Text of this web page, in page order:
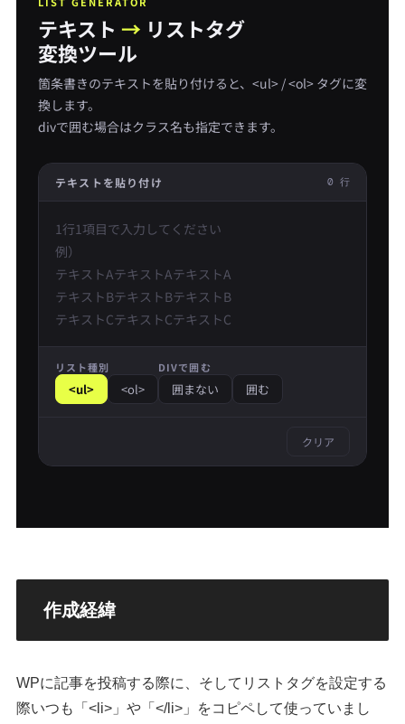
作成経緯
WPに記事を投稿する際に、そしてリストタグを設定する
際いつも「<li>」や「</li>」をコピペして使っていまし